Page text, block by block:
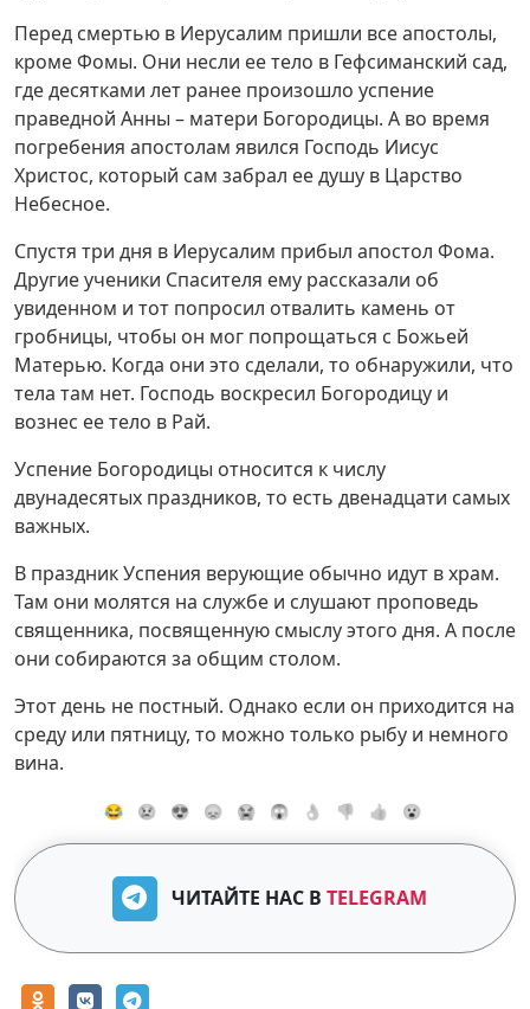
Перед смертью в Иерусалим пришли все апостолы,
кроме Фомы. Они несли ее тело в Гефсиманский сад,
где десятками лет ранее произошло успение
праведной Анны – матери Богородицы. А во время
погребения апостолам явился Господь Иисус
Христос, который сам забрал ее душу в Царство
Небесное.
Спустя три дня в Иерусалим прибыл апостол Фома.
Другие ученики Спасителя ему рассказали об
увиденном и тот попросил отвалить камень от
гробницы, чтобы он мог попрощаться с Божьей
Матерью. Когда они это сделали, то обнаружили, что
тела там нет. Господь воскресил Богородицу и
вознес ее тело в Рай.
Успение Богородицы относится к числу
двунадесятых праздников, то есть двенадцати самых
важных.
В праздник Успения верующие обычно идут в храм.
Там они молятся на службе и слушают проповедь
священника, посвященную смыслу этого дня. А после
они собираются за общим столом.
Этот день не постный. Однако если он приходится на
среду или пятницу, то можно только рыбу и немного
вина.
😂 😢 😍 😞 😭 😱 👌 👎 👍 😮
ЧИТАЙТЕ НАС ВTELEGRAM